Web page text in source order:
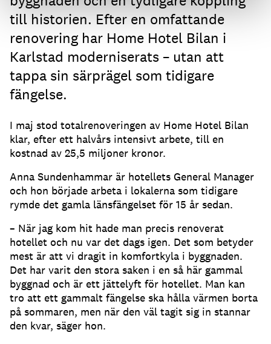
till historien. Efter en omfattande
renovering har Home Hotel Bilan i
Karlstad moderniserats – utan att
tappa sin särprägel som tidigare
fängelse.
I maj stod totalrenoveringen av Home Hotel Bilan
klar, efter ett halvårs intensivt arbete, till en
kostnad av 25,5 miljoner kronor.
Anna Sundenhammar är hotellets General Manager
och hon började arbeta i lokalerna som tidigare
rymde det gamla länsfängelset för 15 år sedan.
– När jag kom hit hade man precis renoverat
hotellet och nu var det dags igen. Det som betyder
mest är att vi dragit in komfortkyla i byggnaden.
Det har varit den stora saken i en så här gammal
byggnad och är ett jättelyft för hotellet. Man kan
tro att ett gammalt fängelse ska hålla värmen borta
på sommaren, men när den väl tagit sig in stannar
den kvar, säger hon.